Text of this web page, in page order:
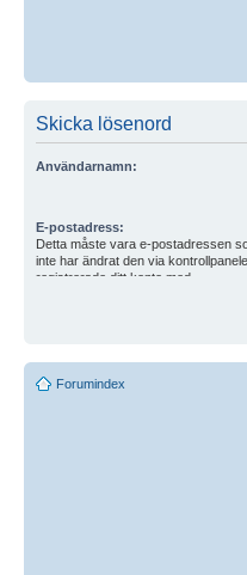
Skicka lösenord
Användarnamn:
E-postadress:
Detta måste vara e-postadressen
inte har ändrat den via
registrerade ditt konto med.
Forumindex